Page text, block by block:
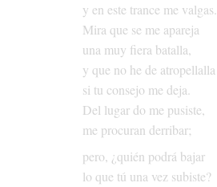
y en este trance me valgas.
Miraque se me apareja
una muy fiera batalla,
y que no he de atropellalla
si tu consejo me deja.
Del lugar do me pusiste,
me procuran derribar;
pero, ¿quién podrá bajar
lo que tú una vez subiste?